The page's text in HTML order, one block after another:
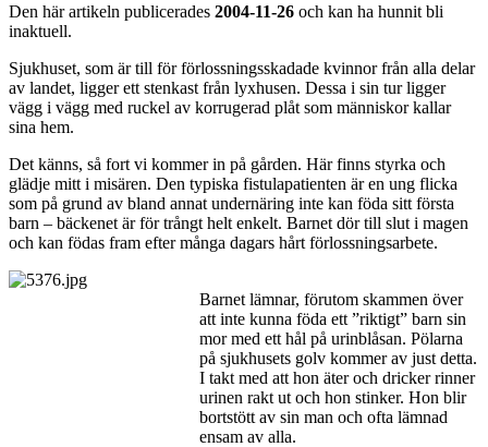
Den här artikeln publicerades 2004-11-26 och kan ha hunnit bli
inaktuell.
Sjukhuset, som är till för förlossningsskadade kvinnor från alla delar
av landet, ligger ett stenkast från lyxhusen. Dessa i sin tur ligger
vägg i vägg med ruckel av korrugerad plåt som människor kallar
sina hem.
Det känns, så fort vi kommer in på gården. Här finns styrka och
glädje mitt i misären. Den typiska fistulapatienten är en ung flicka
som på grund av bland annat undernäring inte kan föda sitt första
barn – bäckenet är för trångt helt enkelt. Barnet dör till slut i magen
och kan födas fram efter många dagars hårt förlossningsarbete.
Barnet lämnar, förutom skammen över
att inte kunna föda ett ”riktigt” barn sin
mor med ett hål på urinblåsan. Pölarna
på sjukhusets golv kommer av just detta.
I takt med att hon äter och dricker rinner
urinen rakt ut och hon stinker. Hon blir
bortstött av sin man och ofta lämnad
ensam av alla.